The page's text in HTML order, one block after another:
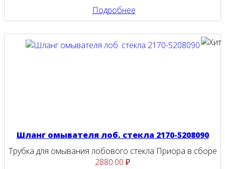
Подробнее
Шланг омывателя лоб. стекла 2170-5208090
Трубка для омывания лобового стекла Приора в сборе
2880.00 ₽